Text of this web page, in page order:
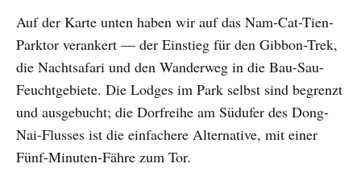
Auf der Karte unten haben wir auf das Nam-Cat-Tien-
Parktor verankert — der Einstieg für den Gibbon-Trek,
die Nachtsafari und den Wanderweg in die Bau-Sau-
Feuchtgebiete. Die Lodges im Park selbst sind begrenzt
und ausgebucht; die Dorfreihe am Südufer des Dong-
Nai-Flusses ist die einfachere Alternative, mit einer
Fünf-Minuten-Fähre zum Tor.